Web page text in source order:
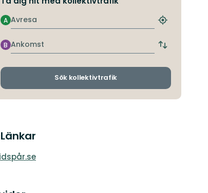
Avresa
A
Hitta
hållplats
Ankomst
B
Byt
och
Sök kollektivtrafik
Länkar